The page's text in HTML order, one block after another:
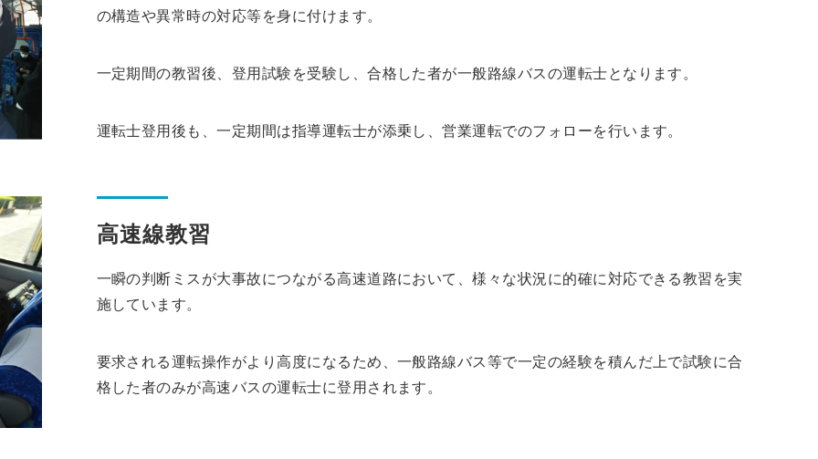
の構造や異常時の対応等を身に付けます。
一定期間の教習後、登用試験を受験し、合格した者が一般路線バスの運転士となります。
運転士登用後も、一定期間は指導運転士が添乗し、営業運転でのフォローを行います。
高速線教習
一瞬の判断ミスが大事故につながる高速道路において、様々な状況に的確に対応できる教習を実
施しています。
要求される運転操作がより高度になるため、一般路線バス等で一定の経験を積んだ上で試験に合
格した者のみが高速バスの運転士に登用されます。